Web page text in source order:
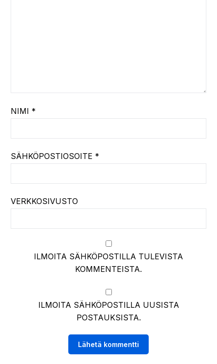
NIMI *
SÄHKÖPOSTIOSOITE *
VERKKOSIVUSTO
ILMOITA SÄHKÖPOSTILLA TULEVISTA
KOMMENTEISTA.
ILMOITA SÄHKÖPOSTILLA UUSISTA
POSTAUKSISTA.